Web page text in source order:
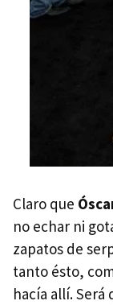
Claro que
no echar ni
zapatos de
tanto ésto,
hacía allí. Será